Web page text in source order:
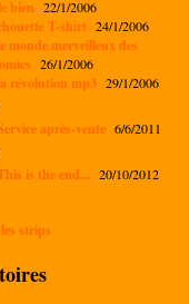
bien 22/1/2006
T-shirt 24/1/2006
monde merveilleux des
26/1/2006
révolution mp3 29/1/2006
après-vente 6/6/2011
is the end... 20/10/2012
strips